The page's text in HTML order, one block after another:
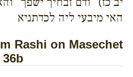
האי מיבעי ליה לכדתניא
Rashi on Masechet